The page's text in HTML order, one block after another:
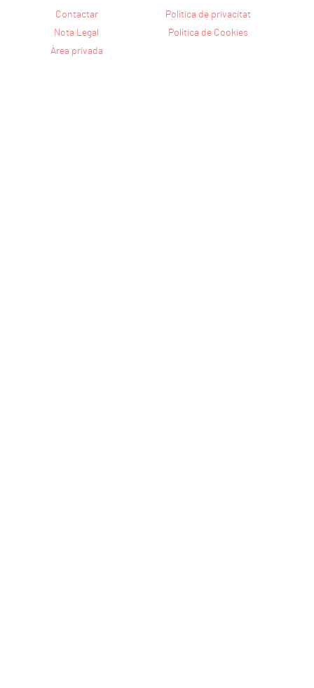
Contactar
Política de privacitat
Nota Legal
Política de Cookies
Àrea privada